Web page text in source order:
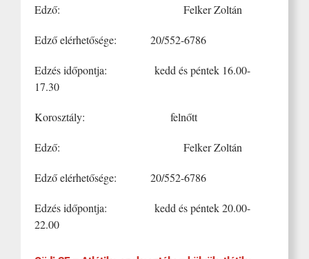
Edző: Felker Zoltán
Edző elérhetősége: 20/552-6786
Edzés időpontja: kedd és péntek 16.00-
17.30
Korosztály: felnőtt
Edző: Felker Zoltán
Edző elérhetősége: 20/552-6786
Edzés időpontja: kedd és péntek 20.00-
22.00